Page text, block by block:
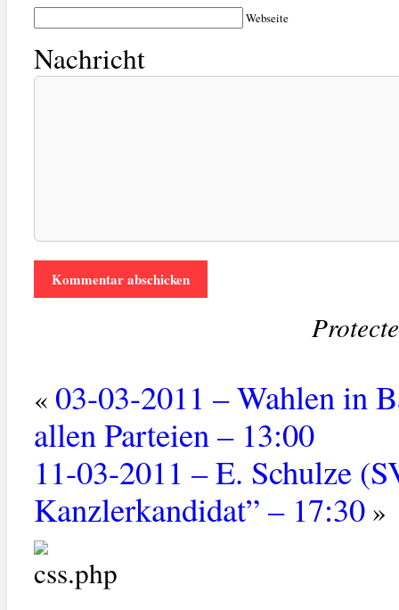
Webseite
Nachricht
« 03-03-2011 – Wahlen in
allen Parteien – 13:00
11-03-2011 – E. Schulze
Kanzlerkandidat” – 17:30 »